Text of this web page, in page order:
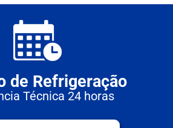
de Refrigeração
Técnica 24 horas